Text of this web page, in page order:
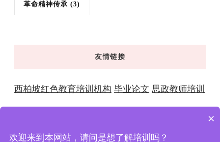
革命精神传承 (3)
友情链接
西柏坡红色教育培训机构 毕业论文 思政教师培训
×
欢迎来到本网站，请问是想了解培训吗？